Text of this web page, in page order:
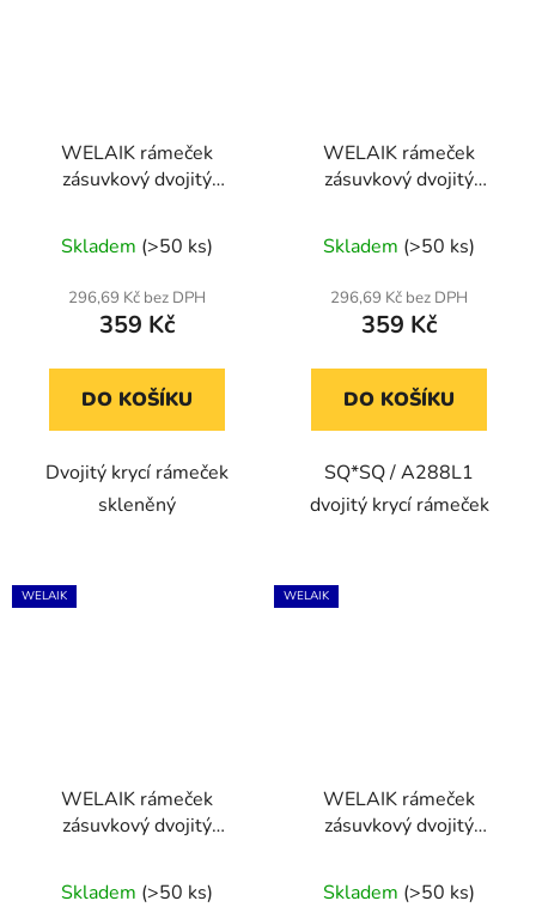
WELAIK rámeček
zásuvkový dvojitý
Skladem (>50 ks)
296,69 Kč bez DPH
359 Kč
DO KOŠÍKU
Dvojitý krycí rámeček
skleněný
WELAIK rámeček
zásuvkový dvojitý
Skladem (>50 ks)
296,69 Kč bez DPH
359 Kč
DO KOŠÍKU
SQ*SQ / A288L1
dvojitý krycí rámeček
WELAIK
WELAIK rámeček
zásuvkový dvojitý
Skladem (>50 ks)
WELAIK
WELAIK rámeček
zásuvkový dvojitý
Skladem (>50 ks)